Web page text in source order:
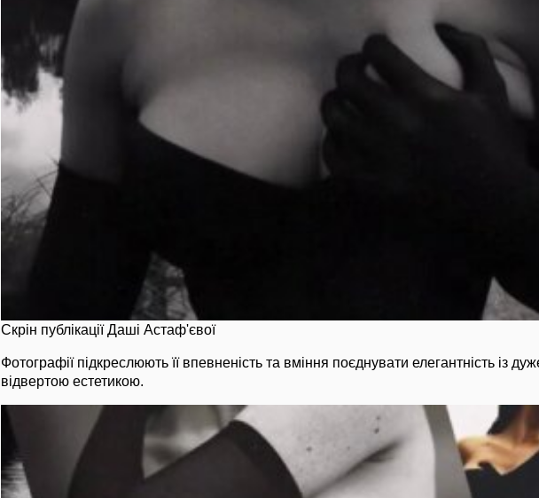
Скрін публікації Даші Астаф'євої
Фотографії підкреслюють її впевненість та вміння поєднувати елегантність із
відвертою естетикою.